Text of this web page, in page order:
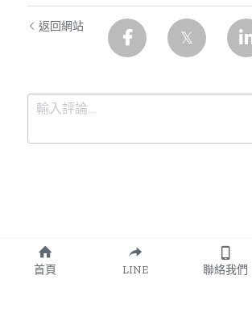
返回網站
提交
首頁 LINE 聯絡我們